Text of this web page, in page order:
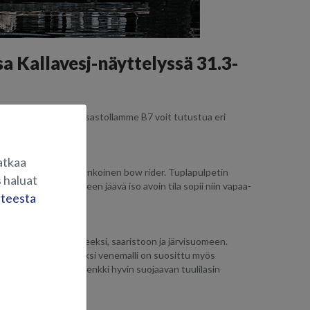
Kallavesj-näyttelyssä 31.3-
mukana! Osastollamme B7 voit tutustua eri
pitkä alumiinirunkoinen bow rider. Tuplapulpetin
Pulpettien eteen jäävä iso avoin tila sopii niin vapaa-
kuin mökkiveneeksi, saaristoon ja järvisuomeen.
jonka vuoksi venemalli on suosittu myös
sekä leveä takapenkki hyvin suojaavan tuulilasin
haluat